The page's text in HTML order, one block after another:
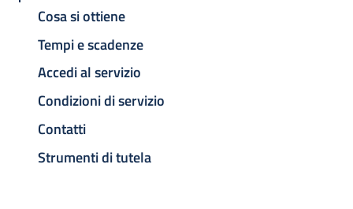
Cosa si ottiene
Tempi e scadenze
Accedi al servizio
Condizioni di servizio
Contatti
Strumenti di tutela